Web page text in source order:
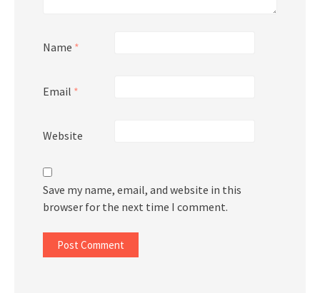
Name *
Email *
Website
Save my name, email, and website in this
browser for the next time I comment.